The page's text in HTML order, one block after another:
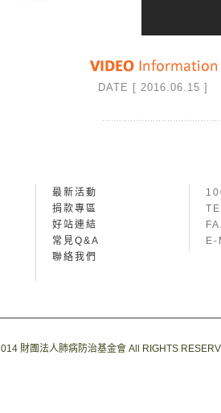
DATE [ 2016.06.15 ]
最新活動
捐款專區
好站連結
常見Q&A
聯絡我們
財團法人肺病防治基金會 All RIGHTS